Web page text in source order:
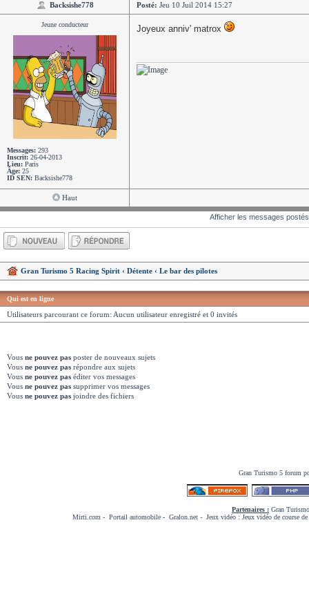
Backsishe778 Posté: Jeu 10 Juil 2014 15:27
Jeune conducteur
Messages: 293
Inscrit: 26-04-2013
Lieu: Paris
Âge: 25
ID SEN: Backsishe778
Joyeux anniv' matrox
Haut
Afficher les messages
Écrire un nouveau
sujet
Répondre
Gran Turismo 5 Racing Spirit ‹ Détente ‹ Le bar des pilotes
Qui est en ligne
Utilisateurs parcourant ce forum: Aucun utilisateur enregistré et 0 invités
Vous ne pouvez pas poster de nouveaux sujets
Vous ne pouvez pas répondre aux sujets
Vous ne pouvez pas éditer vos messages
Vous ne pouvez pas supprimer vos messages
Vous ne pouvez pas joindre des fichiers
Gran Turismo 5 forum
Partenaires : Gran
Mirti.com - Portail automobile - Gralon.net - Jeux vidéo : Jeux vidéo de course